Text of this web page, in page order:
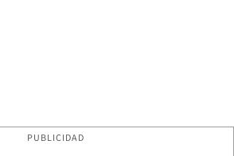
PUBLICIDAD